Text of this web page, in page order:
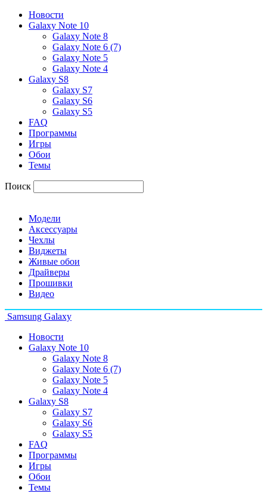
Новости
Galaxy Note 10
Galaxy Note 8
Galaxy Note 6 (7)
Galaxy Note 5
Galaxy Note 4
Galaxy S8
Galaxy S7
Galaxy S6
Galaxy S5
FAQ
Программы
Игры
Обои
Темы
Поиск
Модели
Аксессуары
Чехлы
Виджеты
Живые обои
Драйверы
Прошивки
Видео
Samsung Galaxy
Новости
Galaxy Note 10
Galaxy Note 8
Galaxy Note 6 (7)
Galaxy Note 5
Galaxy Note 4
Galaxy S8
Galaxy S7
Galaxy S6
Galaxy S5
FAQ
Программы
Игры
Обои
Темы